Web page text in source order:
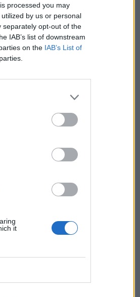
processed you may
by us or personal
separately opt-out of the
IAB’s list of downstream
on the IAB’s List of
it
για